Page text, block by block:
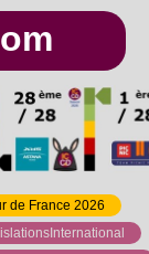
de France 2026